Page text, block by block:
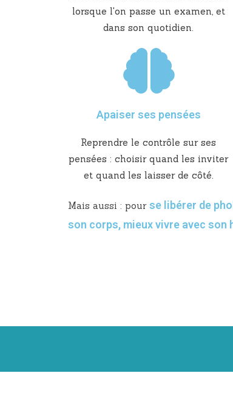
lorsque l'on passe un examen, et
dans son quotidien.
Apaiser ses pensées
Reprendre le contrôle sur ses
pensées : choisir quand les inviter
et quand les laisser de côté.
Mais aussi : pour se libérer de
son corps, mieux vivre avec